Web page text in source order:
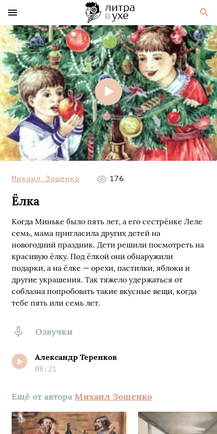
Михаил Зощенко 176
Ёлка
Когда Миньке было пять лет, а его сестрёнке Леле
семь, мама пригласила других детей на
новогодний праздник. Дети решили посмотреть на
красивую ёлку. Под ёлкой они обнаружили
подарки, а на ёлке — орехи, пастилки, яблоки и
другие украшения. Так тяжело удержаться от
соблазна попробовать такие вкусные вещи, когда
тебе пять или семь лет.
Озвучки
Александр Теренков
08:21
Ещё от автора Михаил Зощенко